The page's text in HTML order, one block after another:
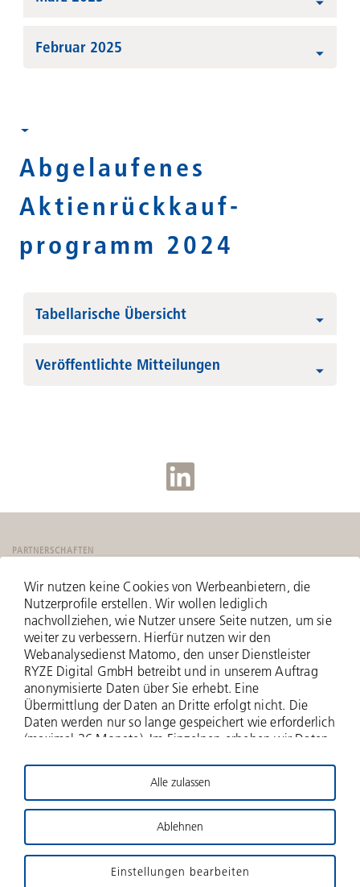
Februar 2025
Abgelaufenes
Aktienrückkauf­
programm 2024
Tabellarische Übersicht
Veröffentlichte Mitteilungen
PARTNERSCHAFTEN
© 2026 Deutsche Beteiligungs AG
Gender-Hinweis
Kontakt Sitemap DBAG-Stiftung
Wir nutzen keine Cookies von Werbeanbietern, die
Nutzerprofile erstellen. Wir wollen lediglich
nachvollziehen, wie Nutzer unsere Seite nutzen, um sie
weiter zu verbessern. Hierfür nutzen wir den
Webanalysedienst Matomo, den unser Dienstleister
RYZE Digital GmbH betreibt und in unserem Auftrag
anonymisierte Daten über Sie erhebt. Eine
Übermittlung der Daten an Dritte erfolgt nicht. Die
Daten werden nur so lange gespeichert wie erforderlich
(maximal 36 Monate). Im Einzelnen erheben wir Daten
werden erfasst), zu aufgerufenen Webseiten und Ihrer
Verweildauer hierauf, Häufigkeit der Aufrufe, zu
Suchanfragen und Downloads, und über weitere
Interaktionen auf der Website, und schließlich
Informationen über Ihren Browser- und das
Betriebssystem. Für die Nutzung dieses
datenschutzfreundlichen Webanalysedienstes bitten
Einstellungen bearbeiten
Ablehnen
Alle zulassen